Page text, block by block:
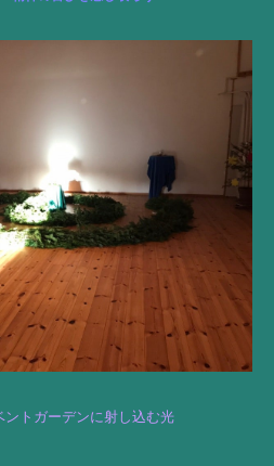
ントガーデンに射し込む光